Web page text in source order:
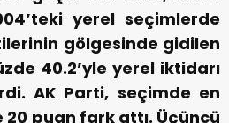
yerel seçimlerde
gölgesinde gidilen
40.2’yle yerel iktidarı
AK Parti, seçimde en
20 puan fark attı. Üçüncü